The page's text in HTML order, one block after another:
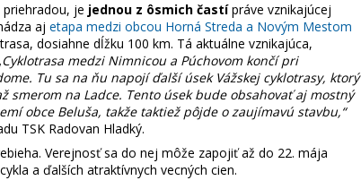
je jednou z ôsmich častípráve vznikajúcej
ajetapa medzi obcou Horná Streda a Novým Mestom
dosiahne dĺžku 100 km. Tá aktuálne vznikajúca,
Cyklotrasa medzi Nimnicou a Púchovom končí pri
Tu sa na ňu napojí ďalší úsek Vážskej cyklotrasy, ktorý
smerom na Ladce. Tento úsek bude obsahovať aj mostný
obce Beluša, takže taktiež pôjde o zaujímavú stavbu,“
TSK Radovan Hladký.
Verejnosť sa do nej môže zapojiť až do 22. mája
a ďalších atraktívnych vecných cien.